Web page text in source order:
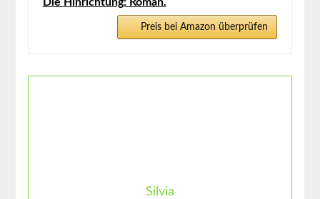
Preis bei Amazon überprüfen
Silvia